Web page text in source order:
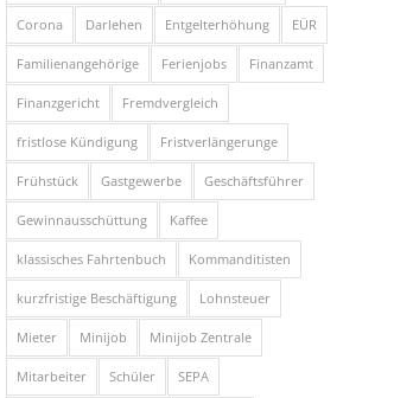
Corona Darlehen Entgelterhöhung EÜR
Familienangehörige Ferienjobs Finanzamt
Finanzgericht Fremdvergleich
fristlose Kündigung Fristverlängerunge
Frühstück Gastgewerbe Geschäftsführer
Gewinnausschüttung Kaffee
klassisches Fahrtenbuch Kommanditisten
kurzfristige Beschäftigung Lohnsteuer
Mieter Minijob Minijob Zentrale
Mitarbeiter Schüler SEPA